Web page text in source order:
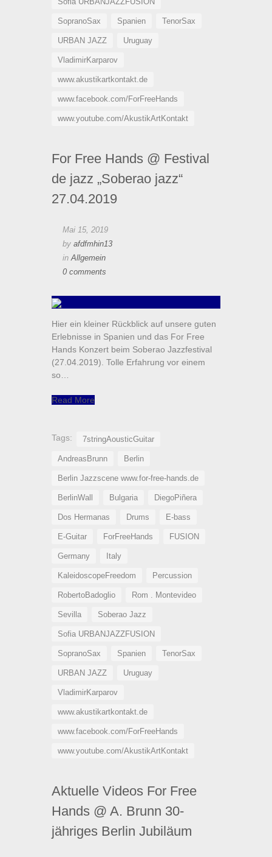
SopranoSax Spanien TenorSax
URBAN JAZZ Uruguay
VladimirKarparov
www.akustikartkontakt.de
www.facebook.com/ForFreeHands
www.youtube.com/AkustikArtKontakt
For Free Hands @ Festival
de jazz „Soberao jazz“
27.04.2019
Mai 15, 2019
by afdfmhin13
inAllgemein
0 comments
Hier ein kleiner Rückblick auf unsere guten
Erlebnisse in Spanien und das For Free
Hands Konzert beim Soberao Jazzfestival
(27.04.2019). Tolle Erfahrung vor einem
so…
Read More
Tags: 7stringAousticGuitar
AndreasBrunn Berlin
Berlin Jazzscene www.for-free-hands.de
BerlinWall Bulgaria DiegoPiñera
Dos Hermanas Drums E-bass
E-Guitar ForFreeHands FUSION
Germany Italy
KaleidoscopeFreedom Percussion
RobertoBadoglio Rom . Montevideo
Sevilla Soberao Jazz
Sofia URBANJAZZFUSION
SopranoSax Spanien TenorSax
URBAN JAZZ Uruguay
VladimirKarparov
www.akustikartkontakt.de
www.facebook.com/ForFreeHands
www.youtube.com/AkustikArtKontakt
Aktuelle Videos For Free
Hands @ A. Brunn 30-
jähriges Berlin Jubiläum